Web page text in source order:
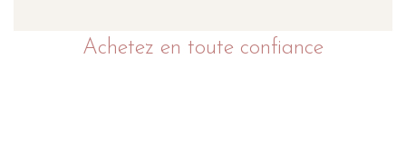
Achetez en toute confiance